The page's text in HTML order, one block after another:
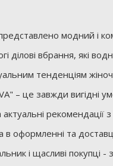
модний і
ділові вбрання, які
тенденціям
– це завжди вигідні
актуальні рекомендації
в оформленні та
і щасливі покупці -